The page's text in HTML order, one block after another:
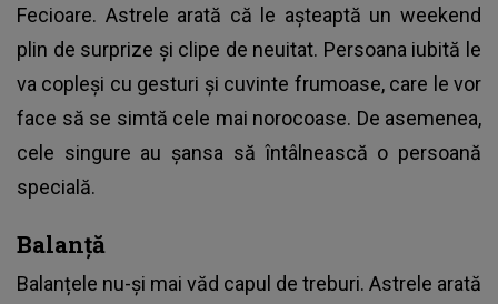
Fecioare. Astrele arată că le așteaptă un weekend
plin de surprize și clipe de neuitat. Persoana iubită le
va copleși cu gesturi și cuvinte frumoase, care le vor
face să se simtă cele mai norocoase. De asemenea,
cele singure au șansa să întâlnească o persoană
specială.
Balanță
Balanțele nu-și mai văd capul de treburi. Astrele arată